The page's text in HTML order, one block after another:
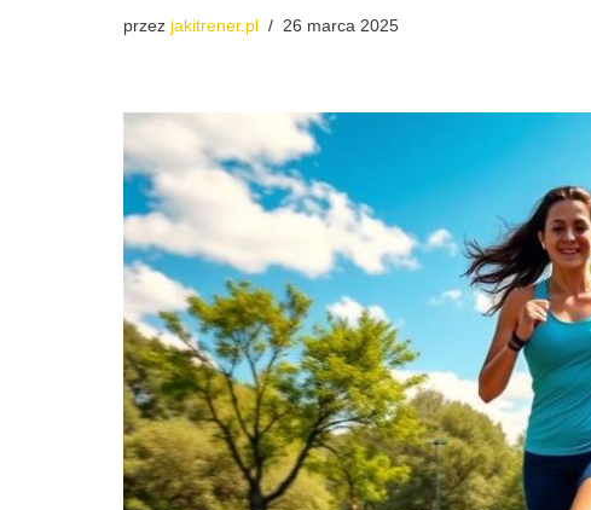
przez jakitrener.pl 26 marca 2025